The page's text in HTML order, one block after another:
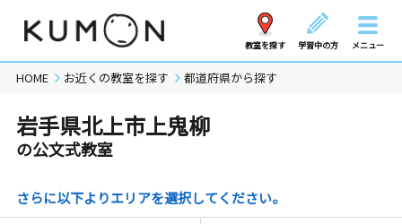
教室を探す 学習中の方 メニュー
HOME お近くの教室を探す 都道府県から探す
岩手県北上市上鬼柳
の公文式教室
さらに以下よりエリアを選択してください。